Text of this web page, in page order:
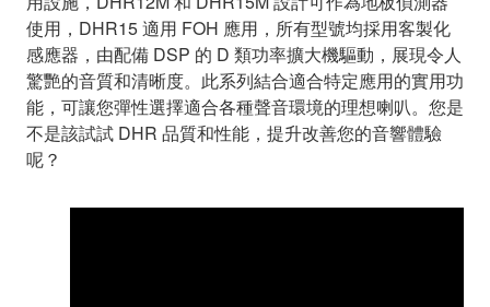
使用，DHR15 適用 FOH 應用，所有型號均採用客製化
感應器，由配備 DSP 的 D 類功率擴大機驅動，展現令人
驚艷的音質和清晰度。此系列結合適合特定應用的實用功
能，可讓您彈性選擇適合各種聲音環境的理想喇叭。您是
不是該試試 DHR 品質和性能，提升改善您的音響體驗
呢？